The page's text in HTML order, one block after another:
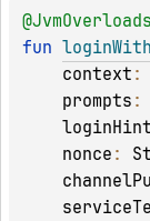
@JvmOverloads
fun
context :
prompts :
loginHint
nonce :